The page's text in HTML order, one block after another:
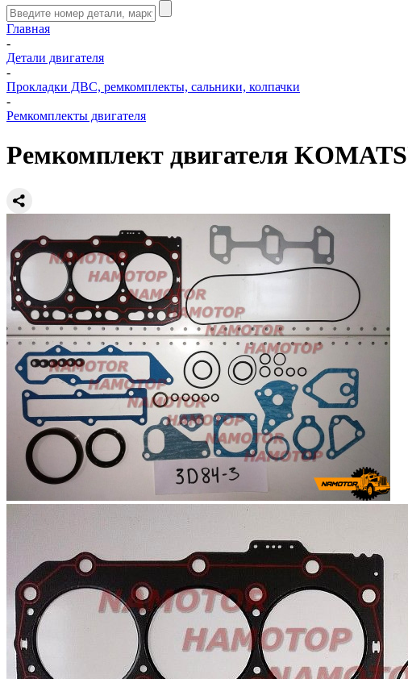
Главная
-
Детали двигателя
-
Прокладки ДВС, ремкомплекты, сальники, колпачки
-
Ремкомплекты двигателя
Ремкомплект двигателя